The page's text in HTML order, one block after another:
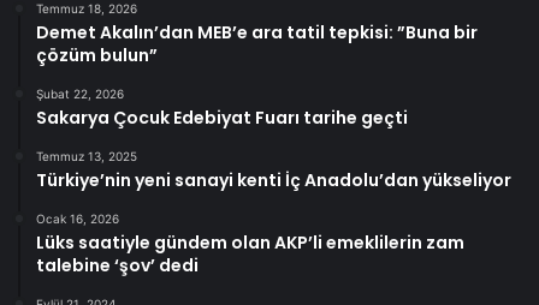
Temmuz 18, 2026
Demet Akalın’dan MEB’e ara tatil tepkisi: ”Buna bir
çözüm bulun”
Şubat 22, 2026
Sakarya Çocuk Edebiyat Fuarı tarihe geçti
Temmuz 13, 2025
Türkiye’nin yeni sanayi kenti İç Anadolu’dan yükseliyor
Ocak 16, 2026
Lüks saatiyle gündem olan AKP’li emeklilerin zam
talebine ‘şov’ dedi